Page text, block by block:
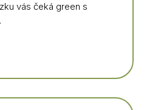
vás čeká green s